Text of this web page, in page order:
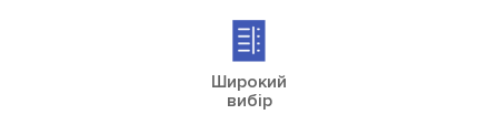
Широкий
вибір